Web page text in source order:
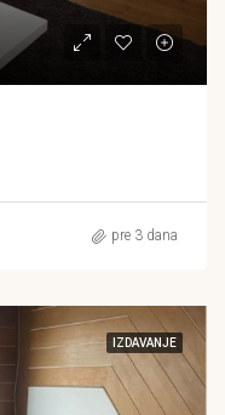
pre 3 dana
IZDAVANJE